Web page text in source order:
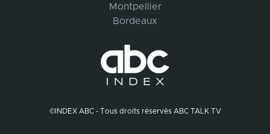
Montpellier
Bordeaux
©INDEX ABC - Tous droits réservés ABC TALK TV